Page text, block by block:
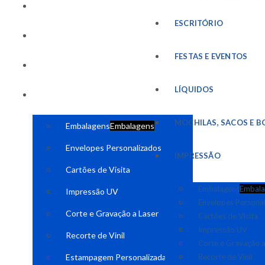
EmbalagensEmbalagens
Envelopes Personalizados
Cartões de Visita
Impressão UV
Corte e Gravação a Laser
Recorte de Vinil
Estampagem Personalizada
ESCRITÓRIO
FESTAS E EVENTOS
LÍQUIDOS
MOCHILAS, SACOS E
IMPRESSÃO
Embalagens
Envelopes
Cartões de Visita
Impressão UV
Corte e Gravação
Recorte de Vinil